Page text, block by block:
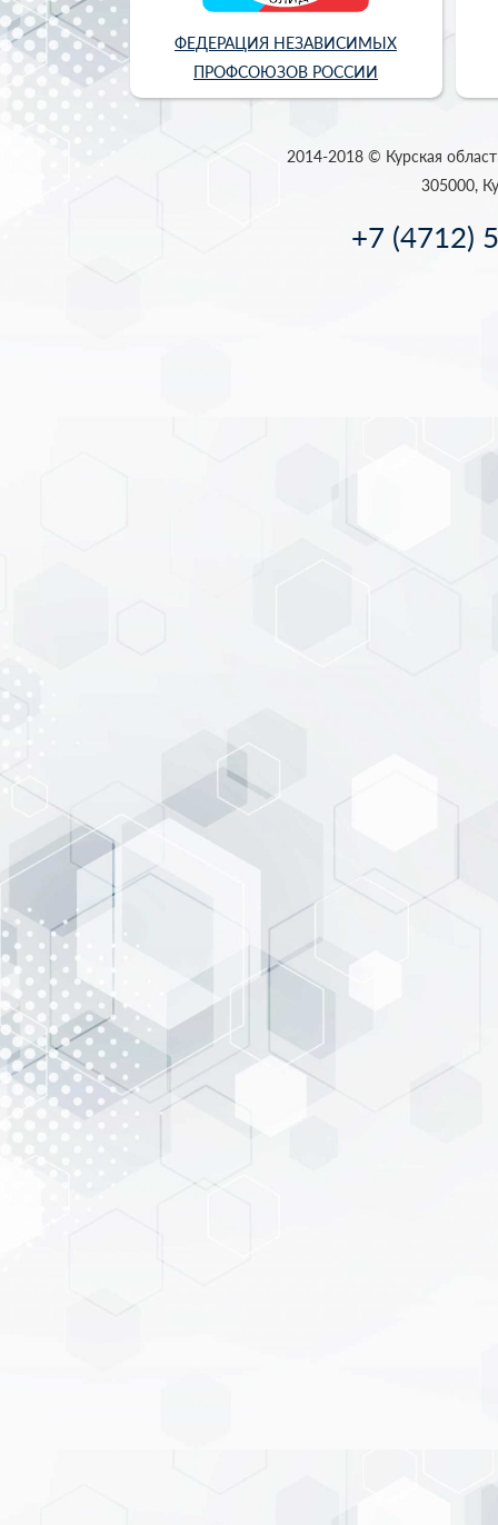
ФЕДЕРАЦИЯ НЕЗАВИСИМЫХ
ПРОФСОЮЗОВ РОССИИ
2014-2018 © Курская
305000,
+7 (4712)